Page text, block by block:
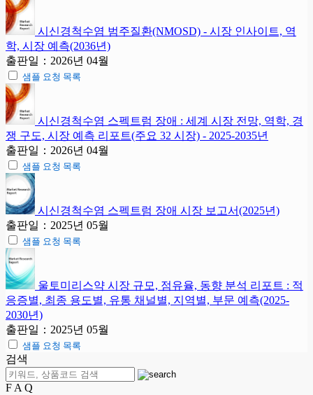
시신경척수염 범주질환(NMOSD) - 시장 인사이트, 역
학, 시장 예측(2036년)
출판일：2026년 04월
샘플 요청 목록
시신경척수염 스펙트럼 장애 : 세계 시장 전망, 역학, 경
쟁 구도, 시장 예측 리포트(주요 32 시장) - 2025-2035년
출판일：2026년 04월
샘플 요청 목록
시신경척수염 스펙트럼 장애 시장 보고서(2025년)
출판일：2025년 05월
샘플 요청 목록
울토미리스약 시장 규모, 점유율, 동향 분석 리포트 : 적
응증별, 최종 용도별, 유통 채널별, 지역별, 부문 예측(2025-
2030년)
출판일：2025년 05월
샘플 요청 목록
검색
F A Q